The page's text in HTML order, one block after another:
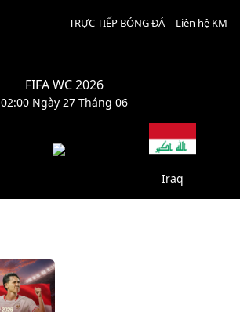
TRỰC TIẾP BÓNG ĐÁ Liên hệ KM
FIFA WC 2026
02:00 Ngày 27 Tháng 06
Iraq